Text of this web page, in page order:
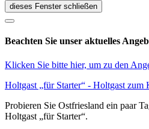
dieses Fenster schließen
Beachten Sie unser aktuelles
Klicken Sie bitte hier, um zu den
Holtgast „für Starter“ - Holtgast zum
Probieren Sie Ostfriesland ein paar
Holtgast „für Starter“.